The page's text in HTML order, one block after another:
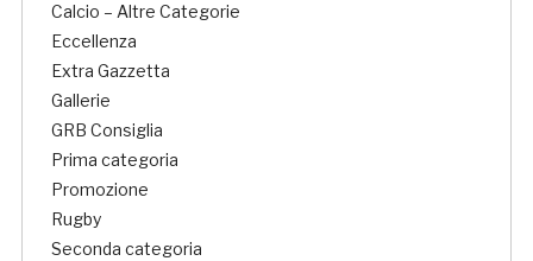
Calcio – Altre Categorie
Eccellenza
Extra Gazzetta
Gallerie
GRB Consiglia
Prima categoria
Promozione
Rugby
Seconda categoria